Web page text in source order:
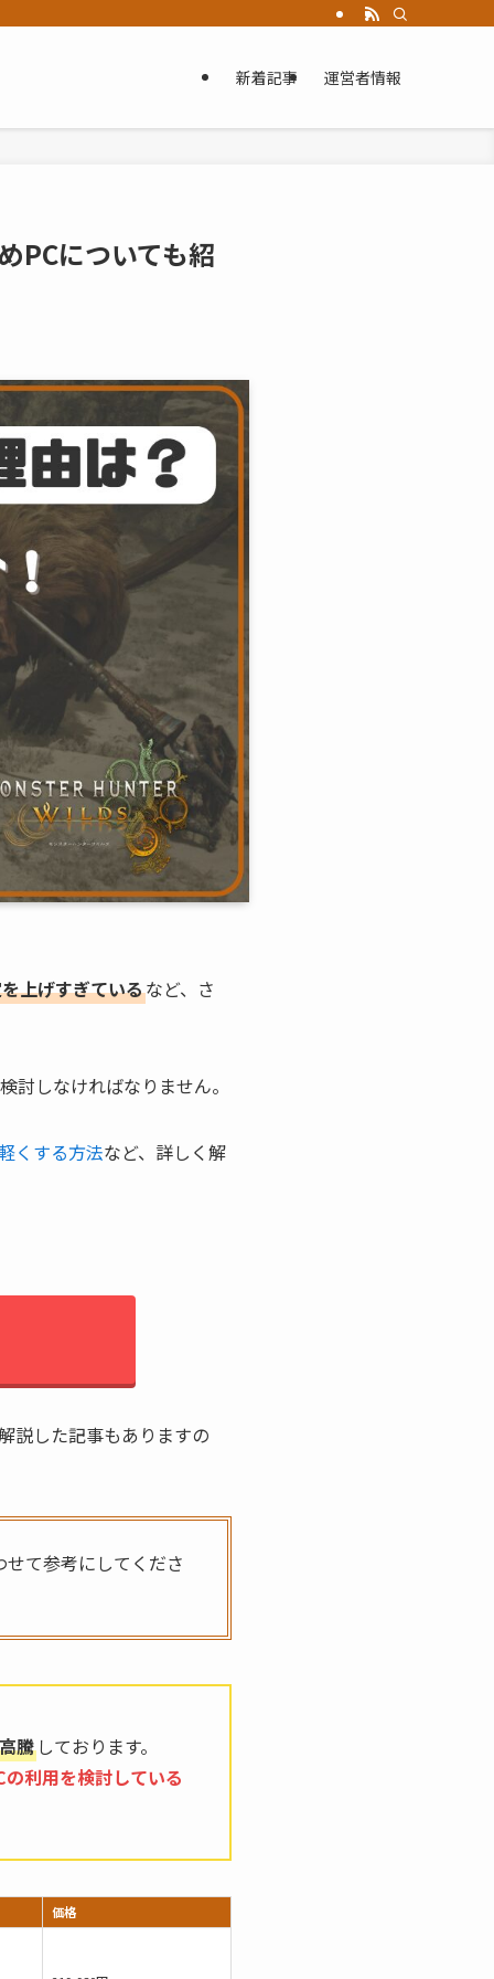
新着記事 運営者情報
PCについても紹
上げすぎているなど、さ
討しなければなりません。
くする方法など、詳しく解
説した記事もありますの
て参考にしてくださ
騰 しております。
利用を検討している
価格